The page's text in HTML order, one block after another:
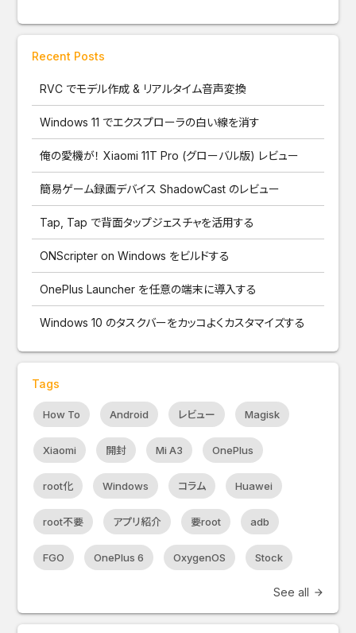
Recent Posts
RVC でモデル作成 & リアルタイム音声変換
Windows 11 でエクスプローラの白い線を消す
俺の愛機が！ Xiaomi 11T Pro (グローバル版) レビュー
簡易ゲーム録画デバイス ShadowCast のレビュー
Tap, Tap で背面タップジェスチャを活用する
ONScripter on Windows をビルドする
OnePlus Launcher を任意の端末に導入する
Windows 10 のタスクバーをカッコよくカスタマイズする
Tags
How To Android レビュー Magisk
Xiaomi 開封 Mi A3 OnePlus
root化 Windows コラム Huawei
root不要 アプリ紹介 要root adb
FGO OnePlus 6 OxygenOS Stock
See all arrow_forward